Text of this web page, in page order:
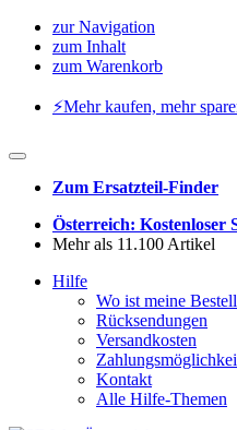
zur Navigation
zum Inhalt
zum Warenkorb
⚡️Mehr kaufen, mehr
Zum Ersatzteil-Finder
Österreich: Kostenloser
Mehr als 11.100 Artikel
Hilfe
Wo ist meine
Rücksendungen
Versandkosten
Kontakt
Alle Hilfe-Themen